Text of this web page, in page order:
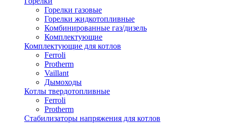
Горелки газовые
Горелки жидкотопливные
Комбинированные газ/дизель
Комплектующие
Комплектующие для котлов
Ferroli
Protherm
Vaillant
Дымоходы
Котлы твердотопливные
Ferroli
Protherm
Стабилизаторы напряжения для котлов